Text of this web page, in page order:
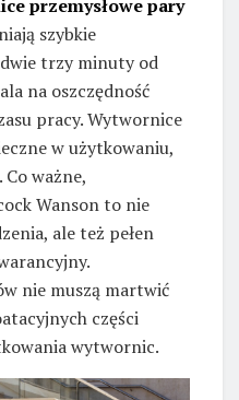
przemysłowe pary
szybkie
trzy minuty od
na oszczędność
pracy. Wytwornice
w użytkowaniu,
ważne,
Wanson to nie
ale też pełen
nie muszą martwić
części
wytwornic.